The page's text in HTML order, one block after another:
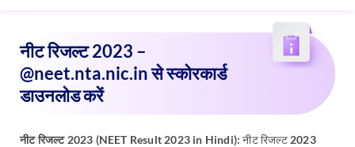
नीट रिजल्ट 2023 –
@neet.nta.nic.in से स्कोरकार्ड
डाउनलोड करें
नीट रिजल्ट 2023 (NEET Result 2023 in Hindi): नीट रिजल्ट 2023